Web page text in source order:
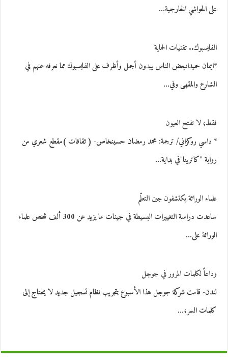
على الحواشي الخارجية…
الفايسبوك.. تقنيات الحماية
*ايمان حميدانبعض الناس يبدون أجمل وأظرف على الفايسبوك مما نعرفه عنهم في
الشارع والمقهى وفي…
فقط؛ لا تفتح العيون
* داسي روكزاني/ ترجمة: محمد رمضان حسينخاص- ( ثقافات )مقطع شعري من
رواية "كاترينا"في بداية…
علماء الوراثة يكتشفون جين التعلّم
ساعدت دراسة التغييرات البسيطة في جينات ما يزيد عن 300 ألف شخص علماء
الوراثة على…
وداعاً لكلمات المرور في جوجل
لندن- قامت شركة جوجل هذا الأسبوع بتجريب نظام تسجيل جديد لا يحتاج إلى
كلمات السر،…